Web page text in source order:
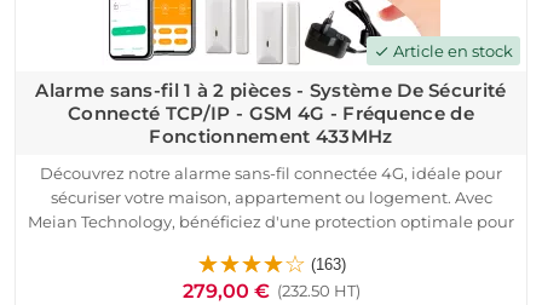
check Article en stock
Alarme sans-fil 1 à 2 pièces - Système De Sécurité
Connecté TCP/IP - GSM 4G - Fréquence de
Fonctionnement 433MHz
Découvrez notre alarme sans-fil connectée 4G, idéale pour
sécuriser votre maison, appartement ou logement. Avec
Meian Technology, bénéficiez d'une protection optimale pour
fréquence 433MHz et est compatible avec toutes les box
internet, y compris la fibre.
(163)
279,00 € (232.50 HT)